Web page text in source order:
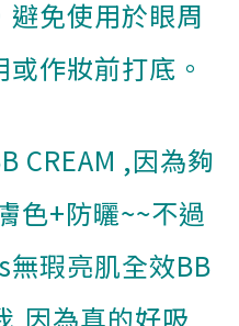
免使用於眼周
作妝前打底。
CREAM ,因為夠
色+防曬~~不過
瑕亮肌全效BB
,因為真的好吸